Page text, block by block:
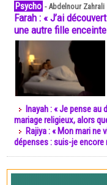
Psycho -Abdelnour Zahrali
Farah : « J’ai
une autre fille
Inayah : « Je pense
mariage religieux, alors
Rajiya : « Mon mari ne
dépenses : suis-je encore